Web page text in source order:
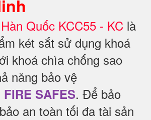
Quốc KCC55 - KC là
két sắt sử dụng khoá
khoá chìa chống sao
năng bảo vệ
SAFES. Để bảo
an toàn tối đa tài sản